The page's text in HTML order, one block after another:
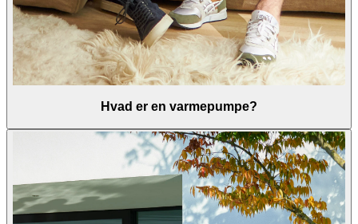
Hvad er en varmepumpe?